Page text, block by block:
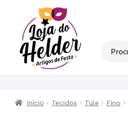
Início Tecidos Tule Fino